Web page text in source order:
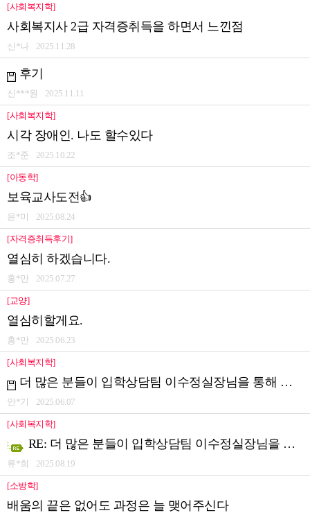
[사회복지학]
사회복지사 2급 자격증취득을 하면서 느낀점
신*나 2025.11.28
후기
신***원 2025.11.11
[사회복지학]
시각 장애인. 나도 할수있다
조*준 2025.10.22
[아동학]
보육교사도전👍
윤*미 2025.08.24
[자격증취득후기]
열심히 하겠습니다.
홍*만 2025.07.27
[교양]
열심히할게요.
홍*만 2025.06.23
[사회복지학]
더 많은 분들이 입학상담팀 이수정실장님을 통해 따뜻..
안*기 2025.06.07
[사회복지학]
RE: 더 많은 분들이 입학상담팀 이수정실장님을 통해 ..
류*희 2025.08.19
[소방학]
배움의 끝은 없어도 과정은 늘 맺어주신다